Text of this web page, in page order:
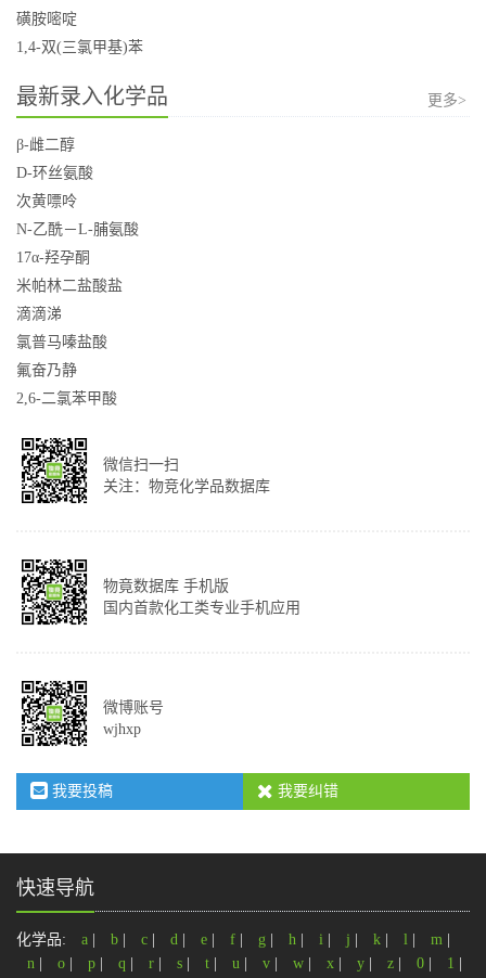
磺胺嘧啶
1,4-双(三氯甲基)苯
最新录入化学品 更多>
β-雌二醇
D-环丝氨酸
次黄嘌呤
N-乙酰－L-脯氨酸
17α-羟孕酮
米帕林二盐酸盐
滴滴涕
氯普马嗪盐酸
氟奋乃静
2,6-二氯苯甲酸
微信扫一扫
关注：物竞化学品数据库
物竟数据库 手机版
国内首款化工类专业手机应用
微博账号
wjhxp
我要投稿 我要纠错
快速导航
化学品: a b c d e f g h i j k l m
n
o p q r s t u v w x y z 0 1